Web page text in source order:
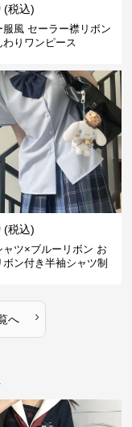
(税込)
服風 セーラー襟リボン
わりワンピース
(税込)
ャツ×ブルーリボン お
ン付き半袖シャツ制
へ ›